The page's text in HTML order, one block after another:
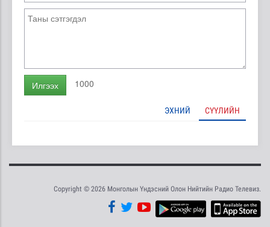
Илгээх 1000
ЭХНИЙ СҮҮЛИЙН
Copyright © 2026 Монголын Үндэсний Олон Нийтийн Радио Телевиз.